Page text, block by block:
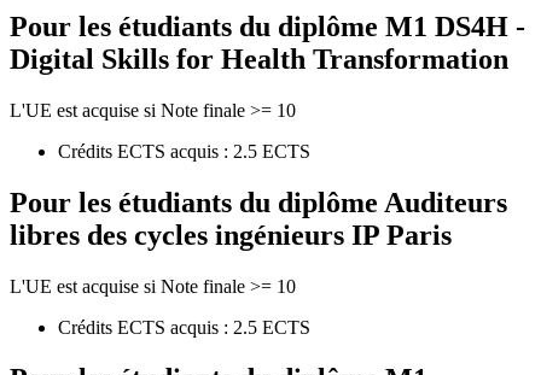
Pour les étudiants du diplôme M1 DS4H -
Digital Skills for Health Transformation
L'UE est acquise si Note finale >= 10
Crédits ECTS acquis : 2.5 ECTS
Pour les étudiants du diplôme Auditeurs
libres des cycles ingénieurs IP Paris
L'UE est acquise si Note finale >= 10
Crédits ECTS acquis : 2.5 ECTS